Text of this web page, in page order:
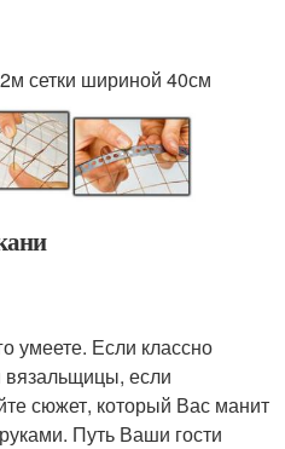
сетки шириной 40см
умеете. Если классно
вязальщицы, если
сюжет, который Вас манит
Путь Ваши гости